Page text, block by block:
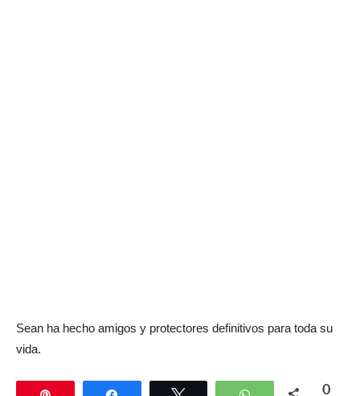
Sean ha hecho amigos y protectores definitivos para toda su
vida.
0